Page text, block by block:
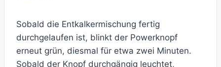
Sobald die Entkalkermischung fertig
durchgelaufen ist, blinkt der Powerknopf
erneut grün, diesmal für etwa zwei Minuten.
Sobald der Knopf durchgängig leuchtet,